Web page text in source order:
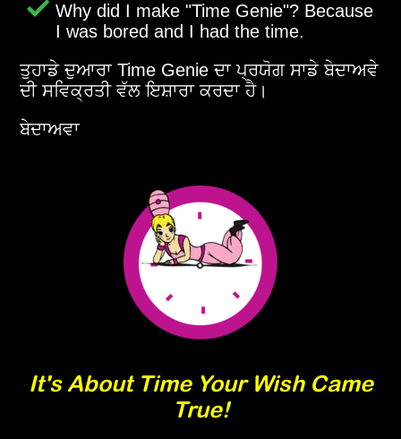
Why did I make Time Genie ? Because
I was bored and I had the time.
ਤੁਹਾਡੇ ਦੁਆਰਾ Time Genie ਦਾ ਪ੍ਰਯੋਗ ਸਾਡੇ ਬੇਦਾਅਵੇ
ਦੀ ਸਵਿਕ੍ਰਤੀ ਵੱਲ ਇਸ਼ਾਰਾ ਕਰਦਾ ਹੈ।
ਬੇਦਾਅਵਾ
It's About Time Your Wish Came
True!